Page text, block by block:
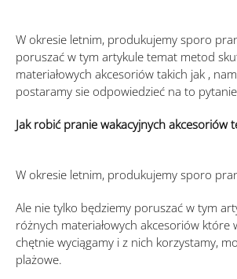
W okresie letnim, produkujemy sporo
poruszać w tym artykule temat metod
materiałowych akcesoriów takich jak ,
postaramy sie odpowiedzieć na to pytanie
Jak robić pranie wakacyjnych akcesoriów
W okresie letnim, produkujemy sporo
Ale nie tylko będziemy poruszać w tym
różnych materiałowych akcesoriów które
chętnie wyciągamy i z nich korzystamy,
plażowe.